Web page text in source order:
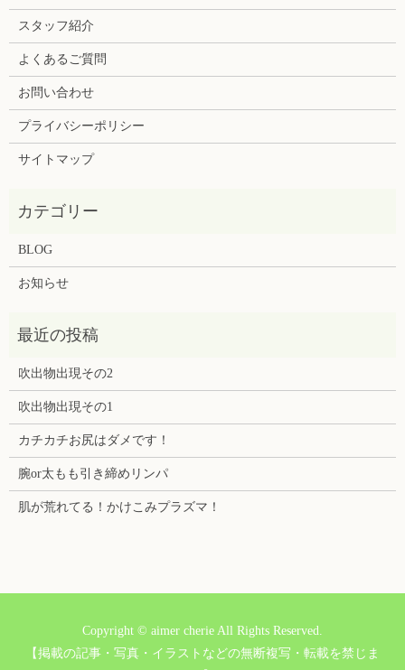
スタッフ紹介
よくあるご質問
お問い合わせ
プライバシーポリシー
サイトマップ
BLOG
お知らせ
吹出物出現その2
吹出物出現その1
カチカチお尻はダメです！
腕or太もも引き締めリンパ
肌が荒れてる！かけこみプラズマ！
Copyright © aimer cherie All Rights Reserved.
【掲載の記事・写真・イラストなどの無断複写・転載を禁じま